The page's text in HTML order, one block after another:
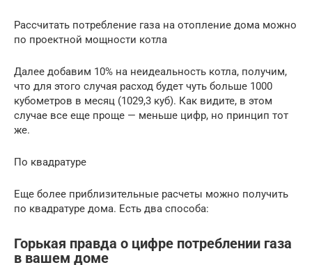
Рассчитать потребление газа на отопление дома можно
по проектной мощности котла
Далее добавим 10% на неидеальность котла, получим,
что для этого случая расход будет чуть больше 1000
кубометров в месяц (1029,3 куб). Как видите, в этом
случае все еще проще — меньше цифр, но принцип тот
же.
По квадратуре
Еще более приблизительные расчеты можно получить
по квадратуре дома. Есть два способа:
Горькая правда о цифре потреблении газа
в вашем доме